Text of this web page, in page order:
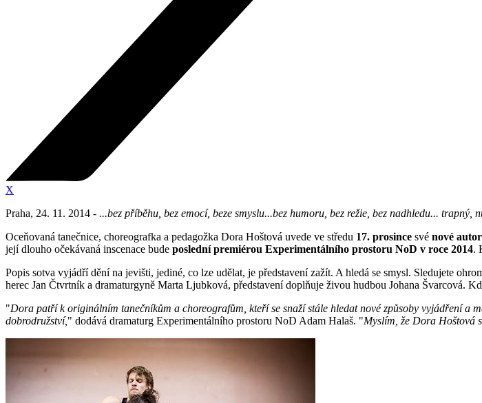
X
Praha, 24. 11. 2014 - ...bez příběhu, bez emocí, beze smyslu...bez humoru, bez režie, bez nadhledu...
Oceňovaná tanečnice, choreografka a pedagožka Dora Hoštová uvede ve středu 17. prosince své nové
její dlouho očekávaná inscenace bude poslední premiérou Experimentálního prostoru NoD v roce 2014.
Popis sotva vyjádří dění na jevišti, jediné, co lze udělat, je představení zažít. A hledá se smysl. Sledujete
herec Jan Čtvrtník a dramaturgyně Marta Ljubková, představení doplňuje živou hudbou Johana Švarcová.
"Dora patří k originálním tanečníkům a choreografům, kteří se snaží stále hledat nové způsoby vyjádření a
dobrodružství," dodává dramaturg Experimentálního prostoru NoD Adam Halaš. "Myslím, že Dora Hoštová